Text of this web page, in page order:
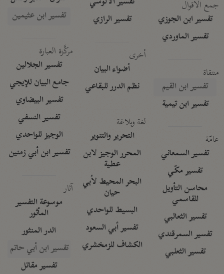
جمع الأقوال
تفسير ابن الجوزي
تفسير الماوردي
منتقاة
تفسير ابن القيم
تفسير ابن تيمية
عامّة
تفسير السمعاني
تفسير مكّي
محاسن التأويل
للقاسمي
تفسير الثعالبي
تفسير السمرقندي
تفسير الثعلبي
تفسير الرازي
أخرى
أضواء البيان
نظم الدرر للبقاعي
لغة وبلاغة
التحرير والتنوير
المحرر الوجيز لابن
عطية
البحر المحيط لأبي
حيان
البسيط للواحدي
تفسير أبي السعود
الكشاف للزمخشري
تفسير ابن عثيمين
مركَّزة العبارة
تفسير الجلالين
جامع البيان للإيجي
تفسير البيضاوي
تفسير النسفي
الوجيز للواحدي
تفسير ابن أبي زمنين
آثار
موسوعة التفسير
المأثور
الدر المنثور
تفسير ابن أبي حاتم
تفسير مقاتل